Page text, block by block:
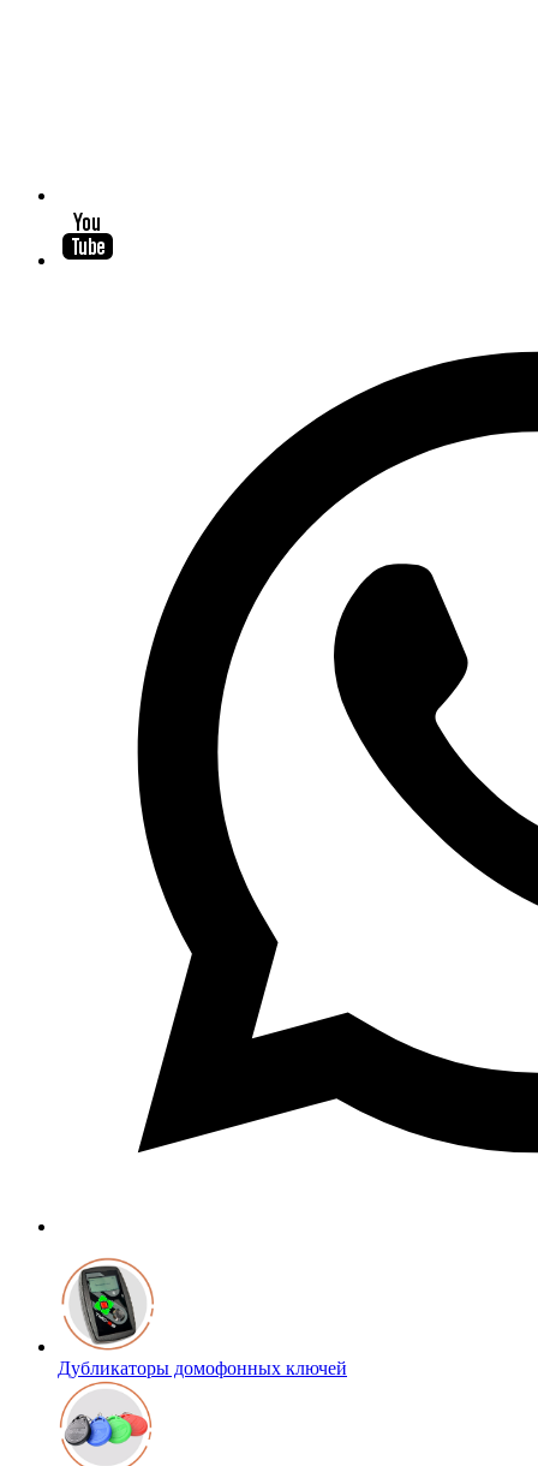
Дубликаторы домофонных ключей